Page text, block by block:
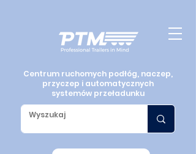
Centrum ruchomych podłóg, naczep,
przyczep i automatycznych
systemów przeładunku